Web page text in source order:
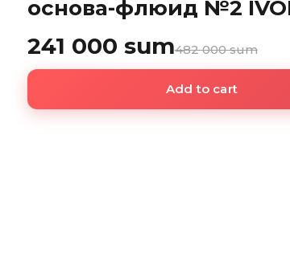
основа-флюид №2
241 000 sum482 000 sum
Add to cart